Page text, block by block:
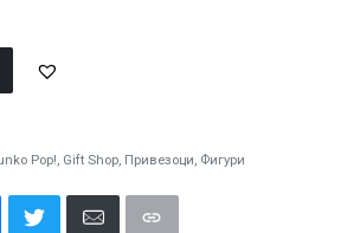
Pop!, Gift Shop, Привезоци, Фигури